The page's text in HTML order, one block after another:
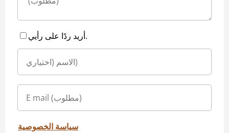
أريد ردًا على رأيي.
سياسة الخصوصية